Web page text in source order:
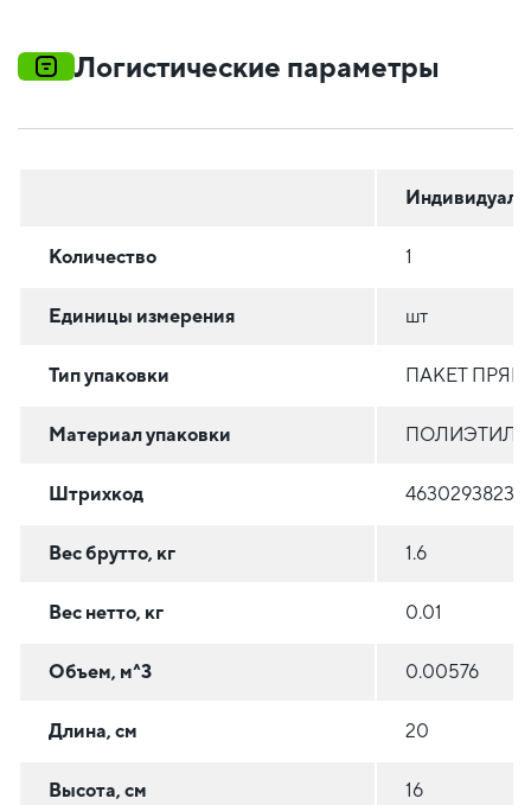
Логистические параметры
Количество 1
Единицы измерения шт
Тип упаковки ПАКЕТ
Материал упаковки
Штрихкод
Вес брутто, кг 1.6
Вес нетто, кг 0.01
Объем, м^3 0.00576
Длина, см 20
Высота, см 16